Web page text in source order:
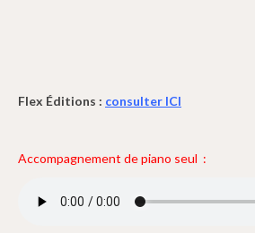
Flex Éditions : consulter ICI
Accompagnement de piano seul :